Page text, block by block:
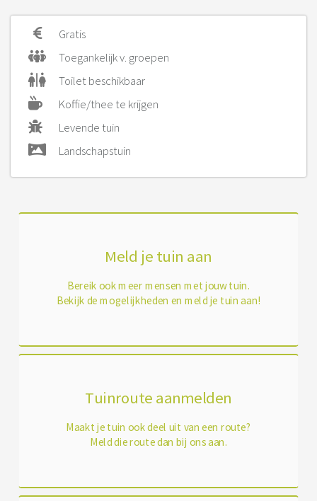
Gratis
Toegankelijk v. groepen
Toilet beschikbaar
Koffie/thee te krijgen
Levende tuin
Landschapstuin
Meld je tuin aan
Bereik ook meer mensen met jouw tuin.
Bekijk de mogelijkheden en meld je tuin aan!
Tuinroute aanmelden
Maakt je tuin ook deel uit van een route?
Meld die route dan bij ons aan.